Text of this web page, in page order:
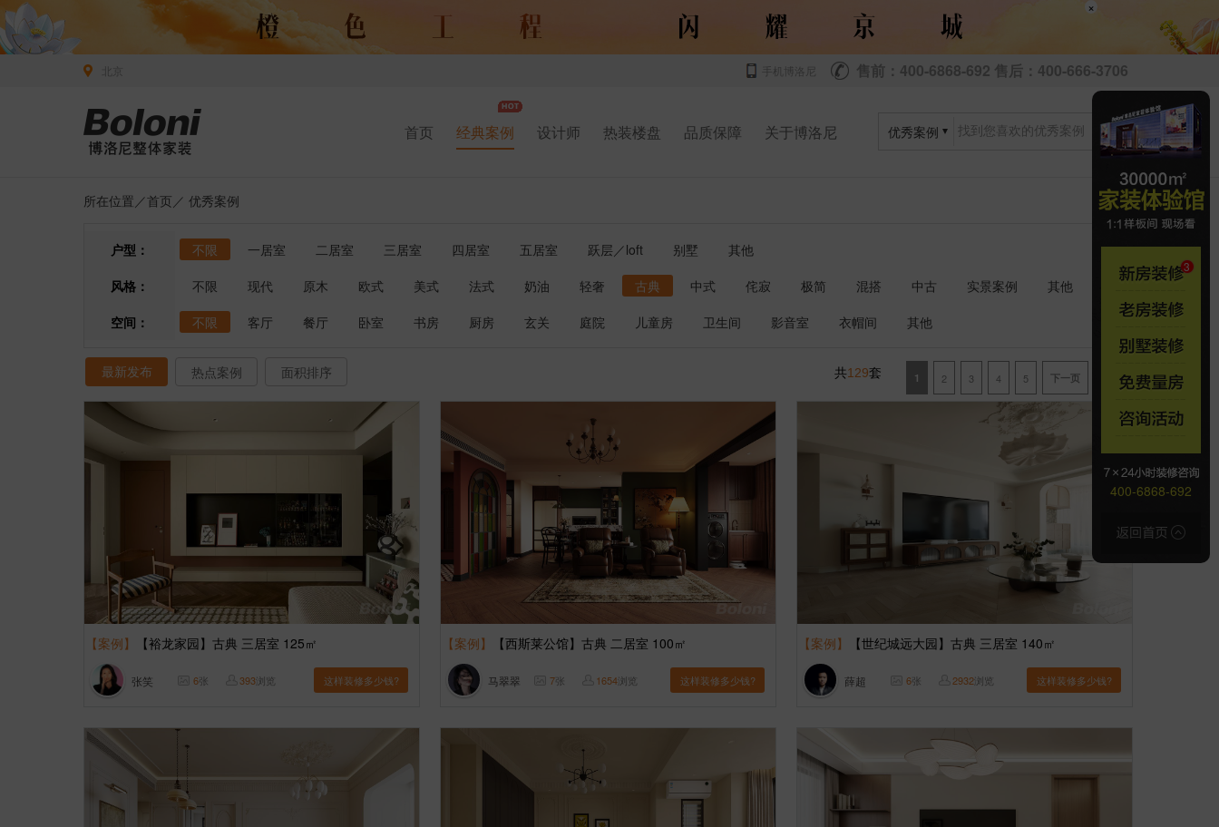
×
手机博洛尼 售前：400-6868-692 售后：400-666-3706
首页 经典案例 设计师 热装楼盘 品质保障 关于博洛尼 优秀案例
所在位置／首页 ／ 优秀案例
户型： 不限 一居室 二居室 三居室 四居室 五居室 跃层／loft 别墅
其他
风格：
不限 现代 原木 欧式 美式 法式 奶油 轻奢 古典 中式 侘寂 极简 混搭 中古 实景案例
其他
空间：
不限 客厅 餐厅 卧室 书房 厨房 玄关 庭院 儿童房 卫生间 影音室 衣帽间 其他
最新发布 热点案例 面积排序 共129套 1 2 3 4 5 下一页 尾页
【案例】 【裕龙家园】古典 三居室 125㎡
张笑 6张 393浏览 这样装修多少钱?
【案例】 【西斯莱公馆】古典 二居室 100㎡
马翠翠 7张 1654浏览 这样装修多少钱?
【案例】 【世纪城远大园】古典 三居室 140㎡
薛超 6张 2932浏览 这样装修多少钱?
400-6868-692